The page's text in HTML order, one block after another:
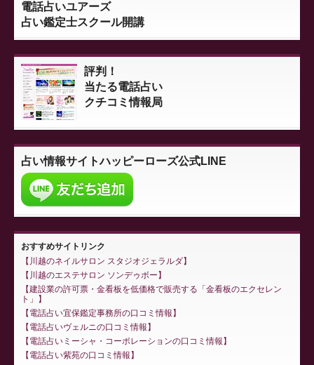
電話占いユアーズ
占い鑑定士スクール開講
評判！
当たる電話占い
クチコミ情報局
占い情報サイトハッピーローズ公式LINE
おすすめサイトリンク
川越のネイルサロン スタジオジェラルダ
川越のエステサロン ソンデゥボー
建設業の許可票・金看板を低価格で販売する「金看板のエクセレン
ト」
電話占い宜保鑑定事務所の口コミ情報
電話占いヴェルニの口コミ情報
電話占いミーシャ・コーポレーションの口コミ情報
電話占い紫苑の口コミ情報